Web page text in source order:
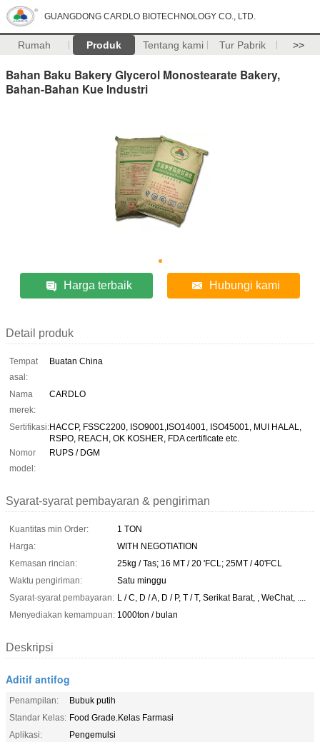
GUANGDONG CARDLO BIOTECHNOLOGY CO., LTD.
Rumah Produk Tentang kami Tur Pabrik >>
Bahan Baku Bakery Glycerol Monostearate Bakery,
Bahan-Bahan Kue Industri
Harga terbaik Hubungi kami
Detail produk
Tempat
asal:
Buatan China
Nama
merek:
CARDLO
Sertifikasi:HACCP, FSSC2200, ISO9001,ISO14001, ISO45001, MUI HALAL,
RSPO, REACH, OK KOSHER, FDA certificate etc.
Nomor
model:
RUPS / DGM
Syarat-syarat pembayaran & pengiriman
Kuantitas min Order:
1 TON
Harga:
WITH NEGOTIATION
Kemasan rincian:
25kg / Tas; 16 MT / 20 'FCL; 25MT / 40'FCL
Waktu pengiriman:
Satu minggu
Syarat-syarat pembayaran: L / C, D / A, D / P, T / T, Serikat Barat, , WeChat, ....
Menyediakan kemampuan: 1000ton / bulan
Deskripsi
Aditif antifog
Penampilan:
Bubuk putih
Standar Kelas: Food Grade.Kelas Farmasi
Aplikasi:
Pengemulsi